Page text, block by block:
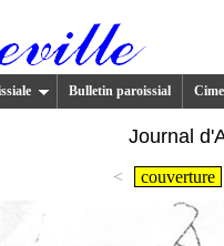
Bulletin paroissial
Journal
< couverture